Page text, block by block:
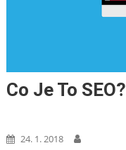
Co Je To SEO?
24. 1. 2018